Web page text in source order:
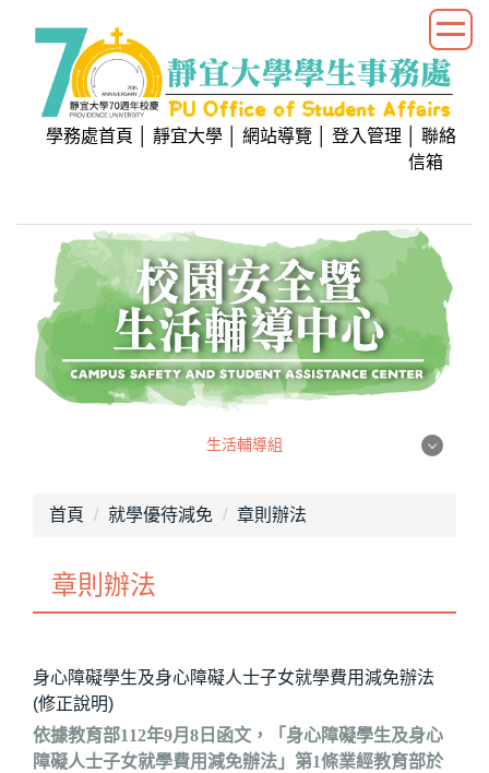
學務處首頁 靜宜大學 網站導覽 登入管理
聯絡
信箱
生活輔導組
畢業專區
就學優待減免
行政院減免學雜費
首頁 就學優待減免 章則辦法
章則辦法
身心障礙學生及身心障礙人士子女就學費用減免辦法
(修正說明)
依據教育部112年9月8日函文，「身心障礙學生及身心
障礙人士子女就學費用減免辦法」第1條業經教育部於